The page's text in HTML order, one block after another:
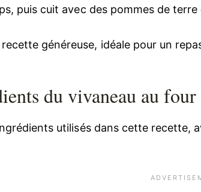
puis cuit avec des pommes de
recette généreuse, idéale pour un
du vivaneau au four
utilisés dans cette recette,